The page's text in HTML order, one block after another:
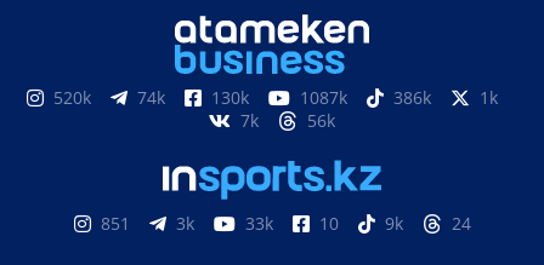
520k 74k 130k 1087k 386k
1k
7k
56k
851 3k 33k 10 9k 24